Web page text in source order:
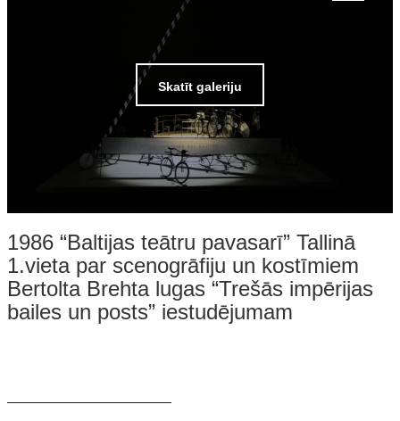
Skatīt galeriju
1986 “Baltijas teātru pavasarī” Tallinā
1.vieta par scenogrāfiju un kostīmiem
Bertolta Brehta lugas “Trešās impērijas
bailes un posts” iestudējumam